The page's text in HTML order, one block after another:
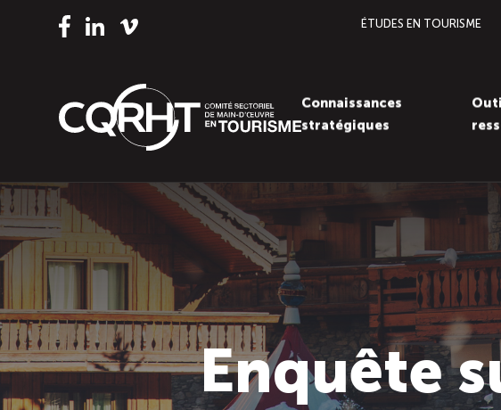
ÉTUDES EN TOURISME
Connaissances
stratégiques
Enquête